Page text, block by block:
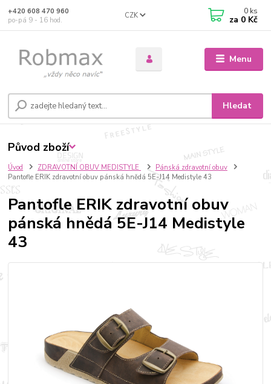
Menu
CZK
Hledat
+420 608 470 960
po-pá 9 - 16 hod.
0 ks
za 0 Kč
Úvod ZDRAVOTNÍ OBUV MEDISTYLE
Pánská zdravotní obuv
Pantofle ERIK zdravotní obuv pánská hnědá 5E-J14 Medistyle 43
Pantofle ERIK zdravotní obuv
pánská hnědá 5E-J14 Medistyle
43
Původ zboží